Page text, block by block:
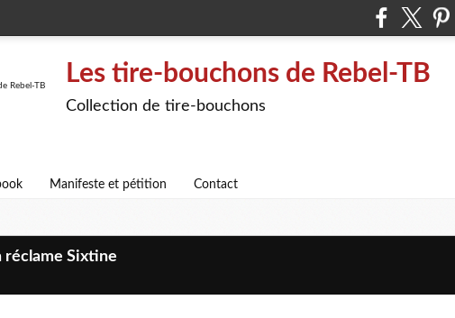
Les tire-bouchons de Rebel-TB
Collection de tire-bouchons
Manifeste et pétition Contact
Sixtine